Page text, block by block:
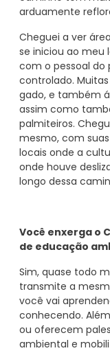
arduamente
Cheguei a ver
se iniciou ao meu
com o pessoal do
controlado.
gado, e também
assim como
palmiteiros.
mesmo, com
locais onde a
onde houve
longo dessa
Você enxerga o
de educação
Sim, quase todo
transmite a
você vai
conhecendo.
ou oferecem
ambiental e